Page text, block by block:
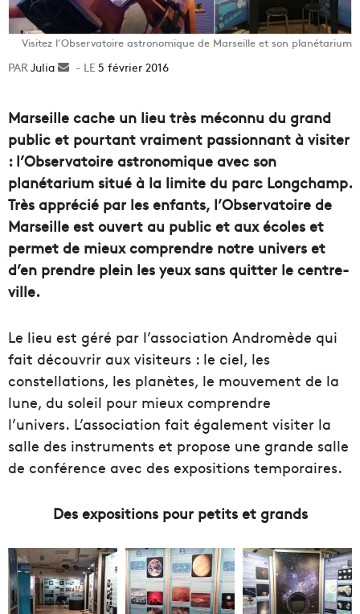
Visitez l’Observatoire astronomique de Marseille et son planétarium
Julia
Envoyer5 février 2016
Marseille cache un lieu très méconnu du grand
public et pourtant vraiment passionnant à visiter
: l’Observatoire astronomique avec son
planétarium situé à la limite du parc Longchamp.
Très apprécié par les enfants, l’Observatoire de
Marseille est ouvert au public et aux écoles et
permet de mieux comprendre notre univers et
d’en prendre plein les yeux sans quitter le centre-
ville.
Le lieu est géré par l’association Andromède qui
fait découvrir aux visiteurs : le ciel, les
constellations, les planètes, le mouvement de la
lune, du soleil pour mieux comprendre
l’univers. L’association fait également visiter la
salle des instruments et propose une grande salle
de conférence avec des expositions temporaires.
Des expositions pour petits et grands